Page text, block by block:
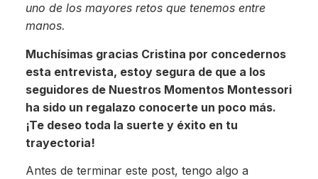
uno de los mayores retos que tenemos entre
manos.
Muchísimas gracias Cristina por concedernos
esta entrevista, estoy segura de que a los
seguidores de Nuestros Momentos Montessori
ha sido un regalazo conocerte un poco más.
¡Te deseo toda la suerte y éxito en tu
trayectoria!
Antes de terminar este post, tengo algo a